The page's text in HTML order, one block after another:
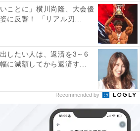
ことに」横川尚隆、大会優
に反響！ 「リアル刃...
したい人は、返済を3～6
に減額してから返済す...
Recommended by